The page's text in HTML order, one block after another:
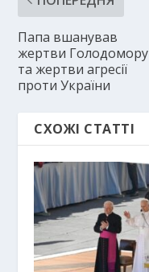
Папа вшанував
жертви Голодомору
та жертви агресії
проти України
СХОЖІ СТАТТІ